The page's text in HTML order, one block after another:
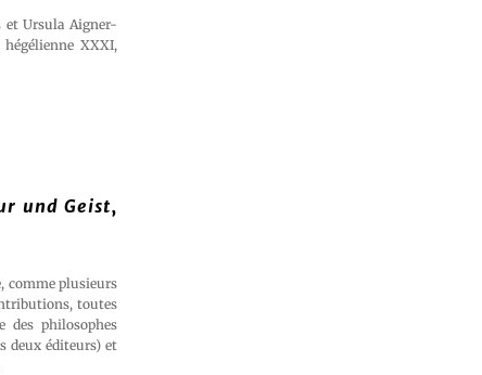
et Ursula Aigner-
XXXI,
und Geist,
comme plusieurs
toutes
des philosophes
deux éditeurs) et